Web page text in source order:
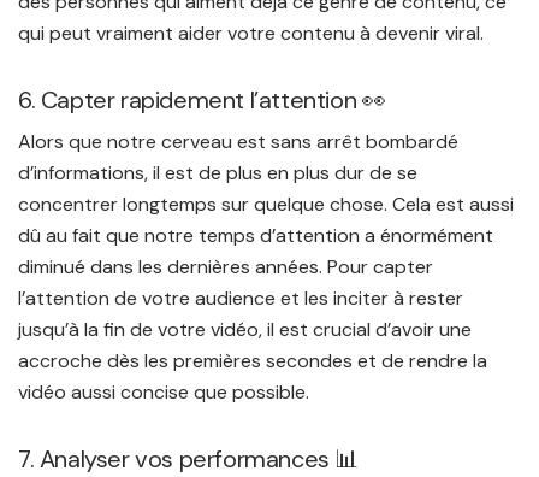
qui peut vraiment aider votre contenu à devenir viral.
6. Capter rapidement l’attention 👀
Alors que notre cerveau est sans arrêt bombardé
d’informations, il est de plus en plus dur de se
concentrer longtemps sur quelque chose. Cela est aussi
dû au fait que notre temps d’attention a énormément
diminué dans les dernières années. Pour capter
l’attention de votre audience et les inciter à rester
jusqu’à la fin de votre vidéo, il est crucial d’avoir une
accroche dès les premières secondes et de rendre la
vidéo aussi concise que possible.
7. Analyser vos performances 📊